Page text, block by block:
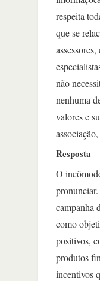
respeita
que se
não
nenhuma
valores e
Resposta
O
campanha
como
positivos,
produtos
incentivos